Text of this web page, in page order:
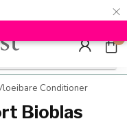
×
| Minimum
Hızlı
0
Conditioner
Bioblas